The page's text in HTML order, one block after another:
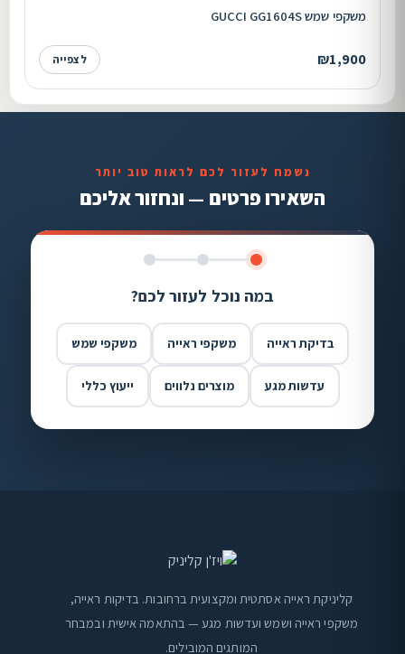
משקפי שמש GUCCI GG1604S
₪1,900 לצפייה
נשמח לעזור לכם לראות טוב יותר
השאירו פרטים — ונחזור אליכם
במה נוכל לעזור לכם?
בדיקת ראייה משקפי ראייה משקפי שמש
עדשות מגע מוצרים נלווים ייעוץ כללי
קליניקת ראייה אסתטית ומקצועית ברחובות. בדיקות ראייה,
משקפי ראייה ושמש ועדשות מגע — בהתאמה אישית ובמבחר
המותגים המובילים.